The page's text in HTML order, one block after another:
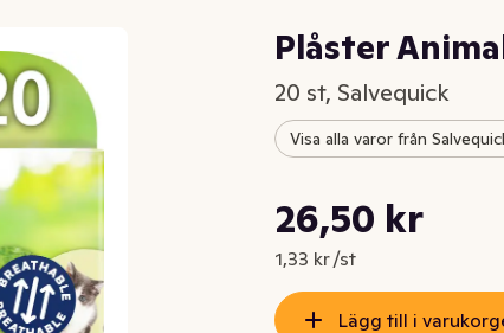
Plåster
20 st, Salvequick
Visa alla varor från
Nuvarande pris är: 26,50 kr
26,50 kr
1,33 kr /st
Styckpris: 1,33 kr /st
Lägg till i